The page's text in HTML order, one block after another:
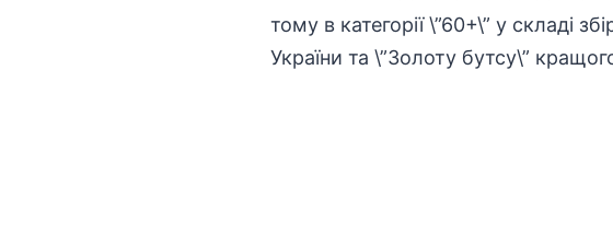
тому в категорії \”60+\” у складі
України та \”Золоту бутсу\”